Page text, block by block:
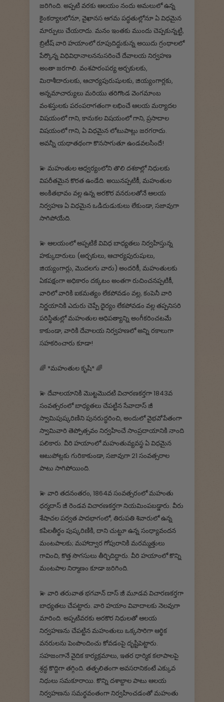
జరిగింది. అప్పటి వరకు ఆలయం నందు అమలులో ఉన్న
కైంకర్యాలలోనూ, వైఖానస ఆగమ పద్ధతుల్లోనూ ఏ విధమైన
మార్పులు చేయరాదు. మనం ఇంతకు ముందు చెప్పకున్నట్టి,
బ్రిటీష్ వారి హయాంలో రూపుదిద్దుకున్న అయిదు గ్రంథాలలో
పేర్కొన్న విధివిధానాలననుసరించే దేవాలయ నిర్వహణ
అంతా జరగాలి. వంశపారంపర్య అర్చకులకు,
మిరాశీదారులకు, ఆచార్యపురుషులకు, జియ్యంగార్లకు,
అన్నమాచార్యులు మరియు తరిగొండ వెంగమాంబ
వంశస్తులకు పరంపరాగతంగా లభించే ఆలయ మర్యాదల
విషయంలో గాని, కానుకల విషయంలో గాని, ప్రసాదాల
విషయంలో గాని, ఏ విధమైన లోటుపాట్లు జరగరాదు.
అవన్నీ యథాతథంగా కొనసాగుతూ ఉండవలసిందే!
💫 మహంతుల ఆధ్వర్యంలోని తొలి దశకాల్లో నిధులకు
విపరీతమైన కొరత ఉండేది. అయినప్పటికీ, మహంతుల
అంకితభావం వల్ల ఉన్న అరకొర వనరులతోనే ఆలయ
నిర్వహణ ఏ విధమైన ఒడిదుడుకులు లేకుండా, సజావుగా
సాగిపోయేది.
💫 ఆలయంలో అప్పటికే వివిధ బాధ్యతలు నిర్వహిస్తున్న
హక్కుదారులు (అర్చకులు, ఆచార్యపురుషులు,
జియ్యంగార్లు, మొదలగు వారు) అందరికీ, మహంతులకు
ఏకపక్షంగా అధికారం దక్కటం అంతగా రుచించనప్పటికీ,
వారిలో వారికి ఐకమత్యం లేకపోవడం వల్ల, కంపెనీ వారి
నిర్ణయానికి ఎదురు చెప్పే ధైర్యం లేకపోవడం వల్ల తప్పనిసరి
పరిస్థితుల్లో మహంతుల ఆధిపత్యాన్ని అంగీకరించటమే
కాకుండా, వారికి దేవాలయ నిర్వహణలో అన్ని రకాలుగా
సహకరించారు కూడా!
🌈 *మహంతుల కృషి* 🌈
💫 దేవాలయానికి మొట్టమొదటి విచారణకర్తగా 1843వ
సంవత్సరంలో బాధ్యతలు చేపట్టిన సేవాదాస్ జీ
స్వామిపుష్కరిణిని పునరుద్ధరించి, అందులో వైభవోపేతంగా
స్వామివారి తెప్పోత్సవం నిర్వహించే సాంప్రదాయానికి నాంది
పలికారు. వీరి హయాంలో మహంతువ్యవస్థ ఏ విధమైన
ఆటుపోట్లకు గురికాకుండా, సజావుగా 21 సంవత్సరాల
పాటు సాగిపోయింది.
💫 వారి తదనంతరం, 1864వ సంవత్సరంలో మహంతు
ధర్మదాస్ జీ రెండవ విచారణకర్తగా నియమింపబడ్డారు. వీరు
శేషాచల పర్వత పాదభాగంలో, తిరుపతి శివారులో ఉన్న
కపిలతీర్థం పుష్కరిణికి, దాని చుట్టూ ఉన్న సంధ్యావందన
మంటపాలకు; మహాద్వార గోపురానికి మరమ్మత్తులు
గావించి, కొత్త సొగసులు తీర్చిదిద్దారు. వీరి హయాంలో కొన్ని
మంటపాల నిర్మాణం కూడా జరిగింది.
💫 వారి తరువాత భగవాన్ దాస్ జీ మూడవ విచారణకర్తగా
బాధ్యతలు చేపట్టారు. వారి హయాం వివాదాలకు నెలవుగా
మారింది. అప్పటివరకు అరకొర నిధులతో ఆలయ
నిర్వహణను చేపట్టిన మహంతులు ఒక్కసారిగా ఆర్థిక
వనరులను పెంపొందించు కోవడంపై దృష్టిపెట్టారు.
సహజంగానే వైదిక కార్యక్రమాలు, ఇతర ధార్మిక కలాపాలపై
శ్రద్ధ కొద్దిగా తగ్గింది. తత్ఫలితంగా అవసరానికంటే ఎక్కువ
నిధులు సమకూరాయి. కొన్ని దశాబ్దాల పాటు ఆలయ
నిర్వహణను సమర్ధవంతంగా నిర్వహించడంతో మహంతు